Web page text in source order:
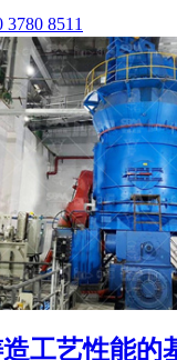
8511
工艺性能的